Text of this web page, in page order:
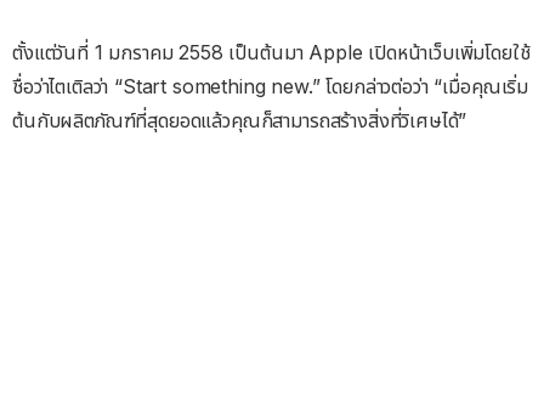
ตั้งแต่วันที่ 1 มกราคม 2558 เป็นต้นมา Apple เปิดหน้าเว็บเพิ่มโดยใช้
ชื่อว่าไตเติลว่า “Start something new.” โดยกล่าวต่อว่า “เมื่อคุณเริ่ม
ต้นกับผลิตภัณฑ์ที่สุดยอดแล้วคุณก็สามารถสร้างสิ่งที่วิเศษได้”